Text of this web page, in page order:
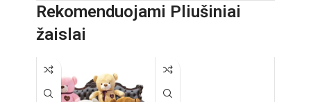
x 25 cm
Automobilio išmatavimai: 20
x 9 cm
nuo 3 metų
Reiklaingi elementai: 2xAA
13 x 18 cm
akumuliatorius: 3,7V
Rekomenduojami Pliušiniai
žaislai